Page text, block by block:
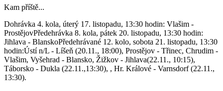
Kam příště...
Dohrávka 4. kola, úterý 17. listopadu, 13:30 hodin: Vlašim -
ProstějovPředehrávka 8. kola, pátek 20. listopadu, 13:30 hodin:
Jihlava - BlanskoPředehrávané 12. kolo, sobota 21. listopadu, 13:30
hodin:Ústí n/L - Líšeň (20.11., 18:00), Prostějov - Třinec, Chrudim -
Vlašim, Vyšehrad - Blansko, Žižkov - Jihlava(22.11., 10:15),
Táborsko - Dukla (22.11.,13:30), , Hr. Králové - Varnsdorf (22.11.,
13:30).